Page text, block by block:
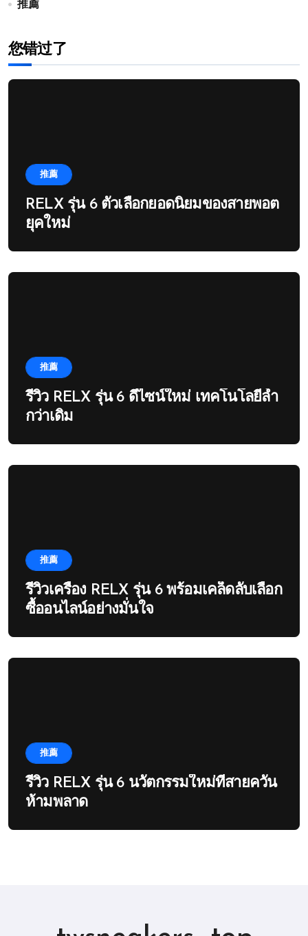
推薦
您错过了
推薦
RELX รุ่น 6 ตัวเลือกยอดนิยมของสายพอต
ยุคใหม่
推薦
รีวิว RELX รุ่น 6 ดีไซน์ใหม่ เทคโนโลยีล้ำ
กว่าเดิม
推薦
รีวิวเครื่อง RELX รุ่น 6 พร้อมเคล็ดลับเลือก
ซื้ออนไลน์อย่างมั่นใจ
推薦
รีวิว RELX รุ่น 6 นวัตกรรมใหม่ที่สายควัน
ห้ามพลาด